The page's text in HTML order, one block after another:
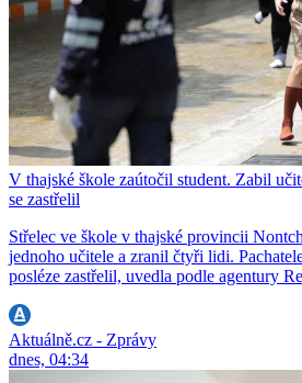
V thajské škole zaútočil student. Zabil
se zastřelil
Střelec ve škole v thajské provincii
jednoho učitele a zranil čtyři lidi.
posléze zastřelil, uvedla podle agentury
Aktuálně.cz - Zprávy
dnes, 04:34